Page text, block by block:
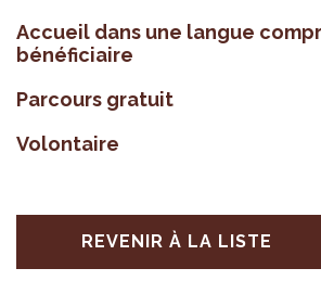
Accueil dans une langue
béné­fi­ciaire
Par­cours gra­tuit
Volon­taire
REVENIR À LA LISTE